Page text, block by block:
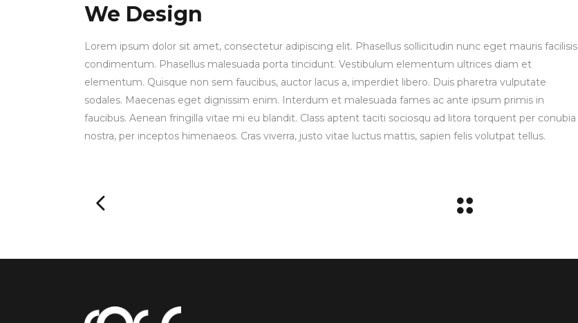
We Design
Lorem ipsum dolor sit amet, consectetur adipiscing elit. Phasellus sollicitudin nunc eget mauris facilisis
condimentum. Phasellus malesuada porta tincidunt. Vestibulum elementum ultrices diam et
elementum. Quisque non sem faucibus, auctor lacus a, imperdiet libero. Duis pharetra vulputate
sodales. Maecenas eget dignissim enim. Interdum et malesuada fames ac ante ipsum primis in
faucibus. Aenean fringilla vitae mi eu blandit. Class aptent taciti sociosqu ad litora torquent per conubia
nostra, per inceptos himenaeos. Cras viverra, justo vitae luctus mattis, sapien felis volutpat tellus.